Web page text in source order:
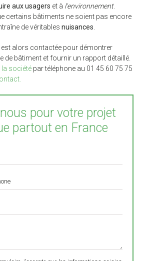
aux usagers et à l'environnement.
certains bâtiments ne soient pas encore
de véritables nuisances
est alors contactée pour démontrer
de bâtiment et fournir un rapport détaillé.
la société par téléphone au 01 45 60 75 75
pour votre projet
partout en France